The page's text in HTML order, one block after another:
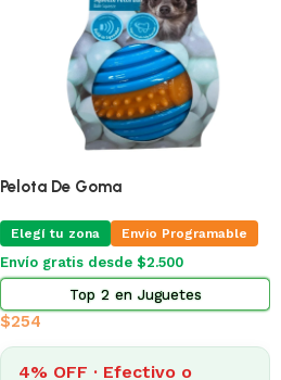
Pelota De Goma
Elegí tu zona Envio Programable
Envío gratis desde $2.500
Top 2 en Juguetes
$254
4% OFF · Efectivo o